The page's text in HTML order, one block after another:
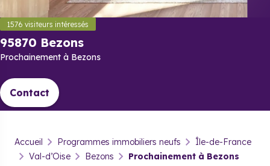
1576 visiteurs intéressés
95870 Bezons
Prochainement à Bezons
Contact
Prochainement à Bezons
Accueil Programmes immobiliers neufs
Île-de-France
Val-d’Oise
Bezons Prochainement à Bezons